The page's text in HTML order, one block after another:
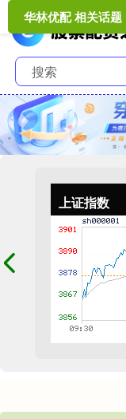
上证指数
华林优配 相关话题